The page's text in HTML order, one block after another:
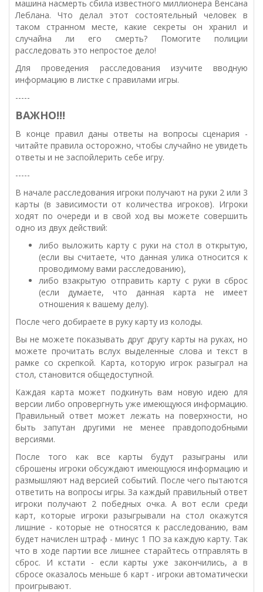
машина насмерть сбила известного миллионера Венсана
Леблана. Что делал этот состоятельный человек в
таком странном месте, какие секреты он хранил и
случайна ли его смерть? Помогите полиции
расследовать это непростое дело!
Для проведения расследования изучите вводную
информацию в листке с правилами игры.
-----
ВАЖНО!!!
В конце правил даны ответы на вопросы сценария -
читайте правила осторожно, чтобы случайно не увидеть
ответы и не заспойлерить себе игру.
-----
В начале расследования игроки получают на руки 2 или 3
карты (в зависимости от количества игроков). Игроки
ходят по очереди и в свой ход вы можете совершить
одно из двух действий:
либо выложить карту с руки на стол в открытую,
(если вы считаете, что данная улика относится к
проводимому вами расследованию),
либо взакрытую отправить карту с руки в сброс
(если думаете, что данная карта не имеет
отношения к вашему делу).
После чего добираете в руку карту из колоды.
Вы не можете показывать друг другу карты на руках, но
можете прочитать вслух выделенные слова и текст в
рамке со скрепкой. Карта, которую игрок разыграл на
стол, становится общедоступной.
Каждая карта может подкинуть вам новую идею для
версии либо опровергнуть уже имеющуюся информацию.
Правильный ответ может лежать на поверхности, но
быть запутан другими не менее правдоподобными
версиями.
После того как все карты будут разыграны или
сброшены игроки обсуждают имеющуюся информацию и
размышляют над версией событий. После чего пытаются
ответить на вопросы игры. За каждый правильный ответ
игроки получают 2 победных очка. А вот если среди
карт, которые игроки разыгрывали на стол окажутся
лишние - которые не относятся к расследованию, вам
будет начислен штраф - минус 1 ПО за каждую карту. Так
что в ходе партии все лишнее старайтесь отправлять в
сброс. И кстати - если карты уже закончились, а в
сбросе оказалось меньше 6 карт - игроки автоматически
проигрывают.